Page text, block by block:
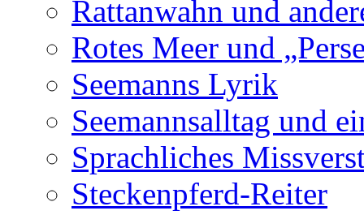
Rattanwahn und
Rotes Meer und
Seemanns Lyrik
Seemannsalltag und
Sprachliches
Steckenpferd-Reiter